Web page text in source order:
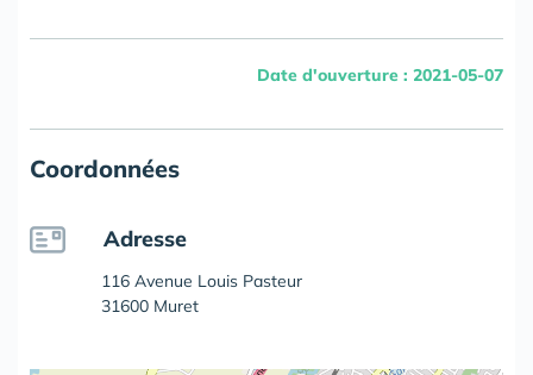
Date d'ouverture : 2021-05-07
Coordonnées
Adresse
116 Avenue Louis Pasteur
31600 Muret